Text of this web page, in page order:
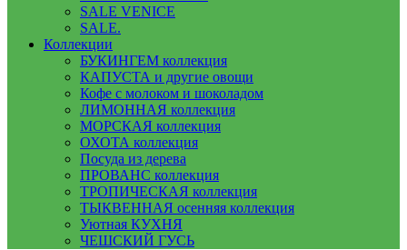
SALE VENICE
SALE.
Коллекции
БУКИНГЕМ коллекция
КАПУСТА и другие овощи
Кофе с молоком и шоколадом
ЛИМОННАЯ коллекция
МОРСКАЯ коллекция
ОХОТА коллекция
Посуда из дерева
ПРОВАНС коллекция
ТРОПИЧЕСКАЯ коллекция
ТЫКВЕННАЯ осенняя коллекция
Уютная КУХНЯ
ЧЕШСКИЙ ГУСЬ